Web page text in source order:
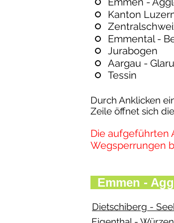
Kanton
Emmental -
Jurabogen
Aargau -
Tessin
Durch Anklicken
Zeile öffnet sich
Die aufgeführten
Wegsperrungen
Emmen